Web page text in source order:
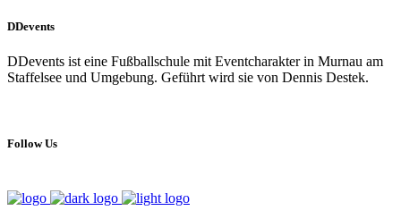
DDevents
DDevents ist eine Fußballschule mit Eventcharakter in Murnau am
Staffelsee und Umgebung. Geführt wird sie von Dennis Destek.
Follow Us